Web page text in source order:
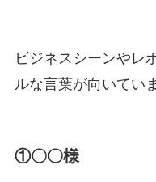
ビジネスシーンやレ
ルな言葉が向いてい
①〇〇様